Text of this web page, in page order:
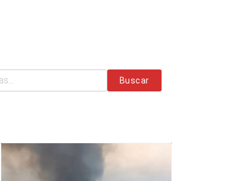
Buscar